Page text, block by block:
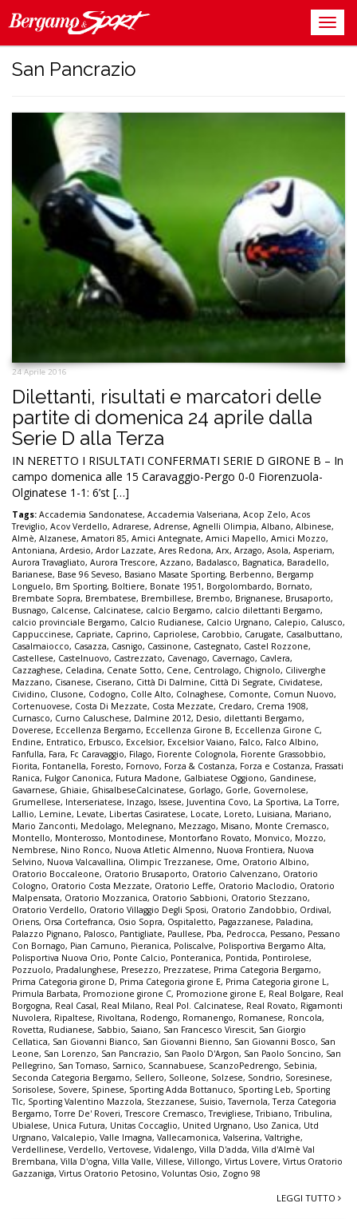
San Pancrazio
24 Aprile 2016
Dilettanti, risultati e marcatori delle
partite di domenica 24 aprile dalla
Serie D alla Terza
IN NERETTO I RISULTATI CONFERMATI SERIE D GIRONE B – In
campo domenica alle 15 Caravaggio-Pergo 0-0 Fiorenzuola-
Olginatese 1-1: 6’st […]
Tags: Accademia Sandonatese, Accademia Valseriana, Acop Zelo, Acos
Treviglio, Acov Verdello, Adrarese, Adrense, Agnelli Olimpia, Albano, Albinese,
Almè, Alzanese, Amatori 85, Amici Antegnate, Amici Mapello, Amici Mozzo,
Antoniana, Ardesio, Ardor Lazzate, Ares Redona, Arx, Arzago, Asola, Asperiam,
Aurora Travagliato, Aurora Trescore, Azzano, Badalasco, Bagnatica, Baradello,
Barianese, Base 96 Seveso, Basiano Masate Sporting, Berbenno, Bergamp
Longuelo, Bm Sporting, Boltiere, Bonate 1951, Borgolombardo, Bornato,
Brembate Sopra, Brembatese, Brembillese, Brembo, Brignanese, Brusaporto,
Busnago, Calcense, Calcinatese, calcio Bergamo, calcio dilettanti Bergamo,
calcio provinciale Bergamo, Calcio Rudianese, Calcio Urgnano, Calepio, Calusco,
Cappuccinese, Capriate, Caprino, Capriolese, Carobbio, Carugate, Casalbuttano,
Casalmaiocco, Casazza, Casnigo, Cassinone, Castegnato, Castel Rozzone,
Castellese, Castelnuovo, Castrezzato, Cavenago, Cavernago, Cavlera,
Cazzaghese, Celadina, Cenate Sotto, Cene, Centrolago, Chignolo, Ciliverghe
Mazzano, Cisanese, Ciserano, Città Di Dalmine, Città Di Segrate, Cividatese,
Cividino, Clusone, Codogno, Colle Alto, Colnaghese, Comonte, Comun Nuovo,
Cortenuovese, Costa Di Mezzate, Costa Mezzate, Credaro, Crema 1908,
Curnasco, Curno Caluschese, Dalmine 2012, Desio, dilettanti Bergamo,
Doverese, Eccellenza Bergamo, Eccellenza Girone B, Eccellenza Girone C,
Endine, Entratico, Erbusco, Excelsior, Excelsior Vaiano, Falco, Falco Albino,
Fanfulla, Fara, Fc Caravaggio, Filago, Fiorente Colognola, Fiorente Grassobbio,
Fiorita, Fontanella, Foresto, Fornovo, Forza & Costanza, Forza e Costanza, Frassati
Ranica, Fulgor Canonica, Futura Madone, Galbiatese Oggiono, Gandinese,
Gavarnese, Ghiaie, GhisalbeseCalcinatese, Gorlago, Gorle, Governolese,
Grumellese, Interseriatese, Inzago, Issese, Juventina Covo, La Sportiva, La Torre,
Lallio, Lemine, Levate, Libertas Casiratese, Locate, Loreto, Luisiana, Mariano,
Mario Zanconti, Medolago, Melegnano, Mezzago, Misano, Monte Cremasco,
Montello, Monterosso, Montodinese, Montorfano Rovato, Monvico, Mozzo,
Nembrese, Nino Ronco, Nuova Atletic Almenno, Nuova Frontiera, Nuova
Selvino, Nuova Valcavallina, Olimpic Trezzanese, Ome, Oratorio Albino,
Oratorio Boccaleone, Oratorio Brusaporto, Oratorio Calvenzano, Oratorio
Cologno, Oratorio Costa Mezzate, Oratorio Leffe, Oratorio Maclodio, Oratorio
Malpensata, Oratorio Mozzanica, Oratorio Sabbioni, Oratorio Stezzano,
Oratorio Verdello, Oratorio Villaggio Degli Sposi, Oratorio Zandobbio, Ordival,
Oriens, Orsa Cortefranca, Osio Sopra, Ospitaletto, Pagazzanese, Paladina,
Palazzo Pignano, Palosco, Pantigliate, Paullese, Pba, Pedrocca, Pessano, Pessano
Con Bornago, Pian Camuno, Pieranica, Poliscalve, Polisportiva Bergamo Alta,
Polisportiva Nuova Orio, Ponte Calcio, Ponteranica, Pontida, Pontirolese,
Pozzuolo, Pradalunghese, Presezzo, Prezzatese, Prima Categoria Bergamo,
Prima Categoria girone D, Prima Categoria girone E, Prima Categoria girone L,
Primula Barbata, Promozione girone C, Promozione girone E, Real Bolgare, Real
Borgogna, Real Casal, Real Milano, Real Pol. Calcinatese, Real Rovato, Rigamonti
Nuvolera, Ripaltese, Rivoltana, Rodengo, Romanengo, Romanese, Roncola,
Rovetta, Rudianese, Sabbio, Saiano, San Francesco Virescit, San Giorgio
Cellatica, San Giovanni Bianco, San Giovanni Bienno, San Giovanni Bosco, San
Leone, San Lorenzo, San Pancrazio, San Paolo D'Argon, San Paolo Soncino, San
Pellegrino, San Tomaso, Sarnico, Scannabuese, ScanzoPedrengo, Sebinia,
Seconda Categoria Bergamo, Sellero, Solleone, Solzese, Sondrio, Soresinese,
Sorisolese, Sovere, Spinese, Sporting Adda Bottanuco, Sporting Leb, Sporting
Tlc, Sporting Valentino Mazzola, Stezzanese, Suisio,Tavernola,Terza Categoria
Bergamo,Torre De' Roveri,Trescore Cremasco,Trevigliese,Tribiano,Tribulina,
Ubialese, Unica Futura, Unitas Coccaglio, United Urgnano, Uso Zanica, Utd
Urgnano, Valcalepio, Valle Imagna, Vallecamonica, Valserina, Valtrighe,
Verdellinese, Verdello, Vertovese, Vidalengo, Villa D'adda, Villa d'Almè Val
Brembana, Villa D'ogna, Villa Valle, Villese, Villongo, Virtus Lovere, Virtus Oratorio
Gazzaniga, Virtus Oratorio Petosino, Voluntas Osio, Zogno 98
LEGGI TUTTO